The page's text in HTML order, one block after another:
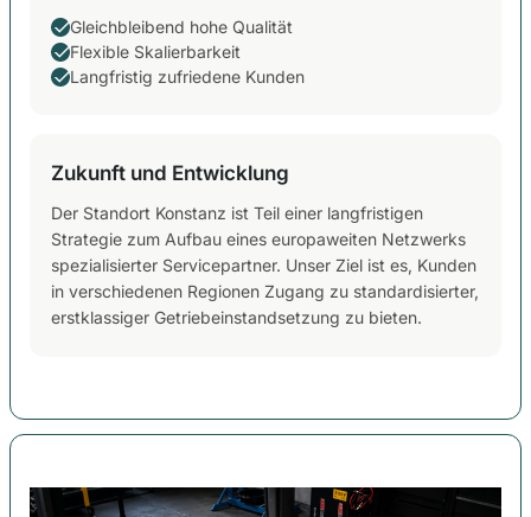
Gleichbleibend hohe Qualität
Flexible Skalierbarkeit
Langfristig zufriedene Kunden
Zukunft und Entwicklung
Der Standort Konstanz ist Teil einer langfristigen
Strategie zum Aufbau eines europaweiten Netzwerks
spezialisierter Servicepartner. Unser Ziel ist es, Kunden
in verschiedenen Regionen Zugang zu standardisierter,
erstklassiger Getriebeinstandsetzung zu bieten.